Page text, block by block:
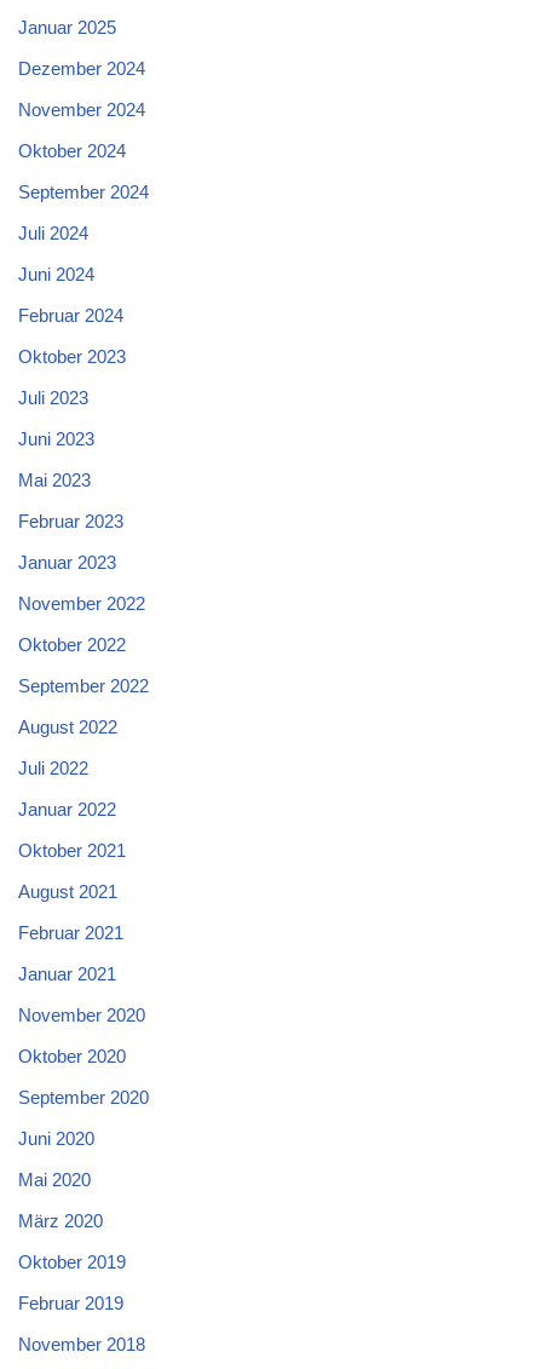
Januar 2025
Dezember 2024
November 2024
Oktober 2024
September 2024
Juli 2024
Juni 2024
Februar 2024
Oktober 2023
Juli 2023
Juni 2023
Mai 2023
Februar 2023
Januar 2023
November 2022
Oktober 2022
September 2022
August 2022
Juli 2022
Januar 2022
Oktober 2021
August 2021
Februar 2021
Januar 2021
November 2020
Oktober 2020
September 2020
Juni 2020
Mai 2020
März 2020
Oktober 2019
Februar 2019
November 2018